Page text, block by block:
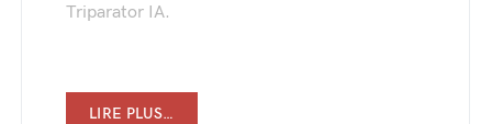
Triparator IA.
LIRE PLUS…